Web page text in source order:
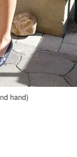
hand)